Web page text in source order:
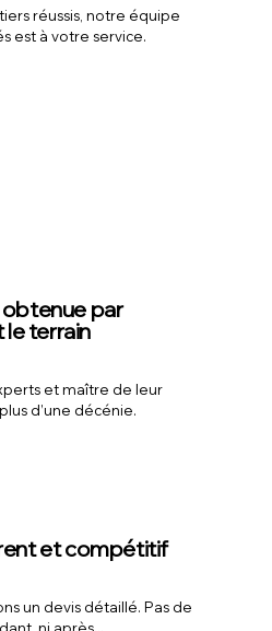
réussis, notre équipe
est à votre service.
par
le terrain
et maître de leur
d’une décénie.
et compétitif
un devis détaillé. Pas de
ni après...